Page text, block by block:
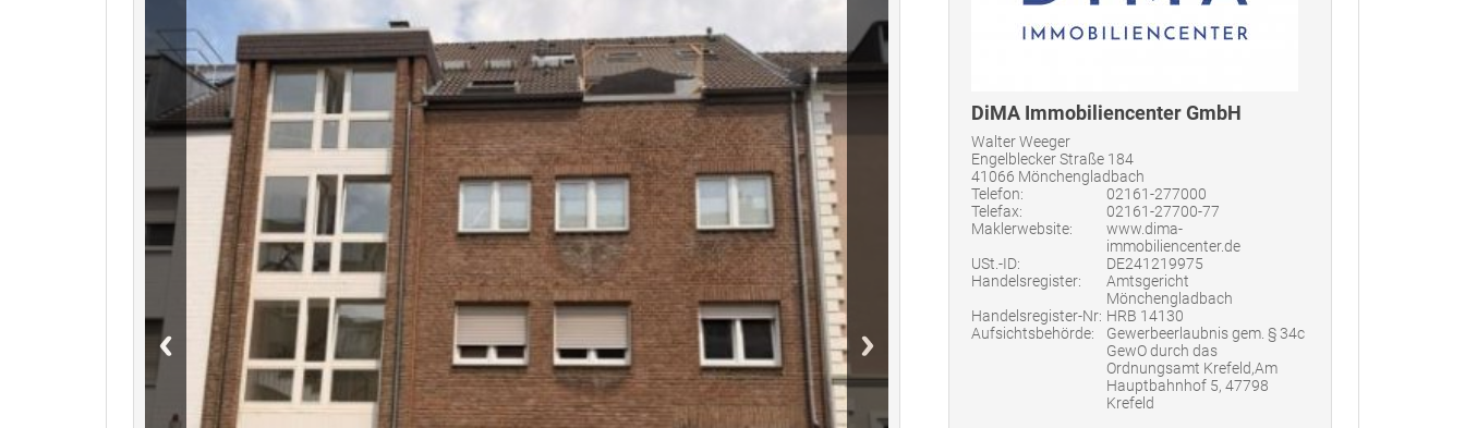
DiMA Immobiliencenter GmbH
Walter Weeger
Engelblecker Straße 184
41066 Mönchengladbach
Telefon:
02161-277000
Telefax:
02161-27700-77
Maklerwebsite:
www.dima-
immobiliencenter.de
USt.-ID:
DE241219975
Handelsregister:
Amtsgericht
Mönchengladbach
Handelsregister-Nr: HRB 14130
Aufsichtsbehörde:
Gewerbeerlaubnis gem. § 34c
GewO durch das
Ordnungsamt Krefeld,Am
Hauptbahnhof 5, 47798
Krefeld